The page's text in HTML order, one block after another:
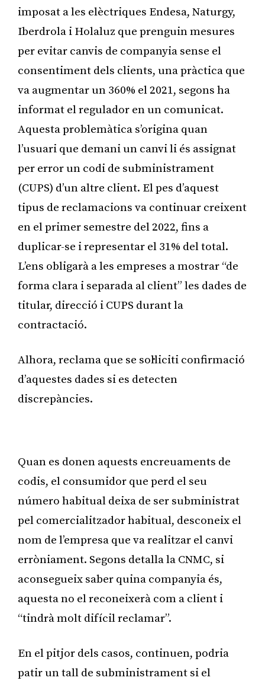
imposat a les elèctriques Endesa, Naturgy,
Iberdrola i Holaluz que prenguin mesures
per evitar canvis de companyia sense el
consentiment dels clients, una pràctica que
va augmentar un 360% el 2021, segons ha
informat el regulador en un comunicat.
Aquesta problemàtica s’origina quan
l’usuari que demani un canvi li és assignat
per error un codi de subministrament
(CUPS) d’un altre client. El pes d’aquest
tipus de reclamacions va continuar creixent
en el primer semestre del 2022, fins a
duplicar-se i representar el 31% del total.
L’ens obligarà a les empreses a mostrar “de
forma clara i separada al client” les dades de
titular, direcció i CUPS durant la
contractació.
Alhora, reclama que se sol·liciti confirmació
d’aquestes dades si es detecten
discrepàncies.
Quan es donen aquests encreuaments de
codis, el consumidor que perd el seu
número habitual deixa de ser subministrat
pel comercialitzador habitual, desconeix el
nom de l’empresa que va realitzar el canvi
erròniament. Segons detalla la CNMC, si
aconsegueix saber quina companyia és,
aquesta no el reconeixerà com a client i
“tindrà molt difícil reclamar”.
En el pitjor dels casos, continuen, podria
patir un tall de subministrament si el